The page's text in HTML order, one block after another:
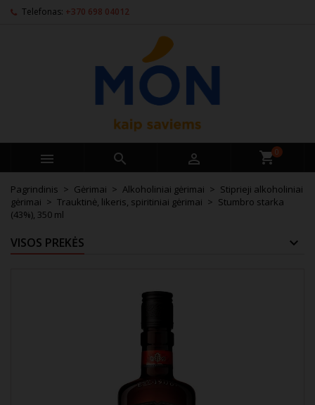
Telefonas: +370 698 04012
   0
Pagrindinis Gėrimai Alkoholiniai gėrimai
Stiprieji alkoholiniai
gėrimai
Trauktinė, likeris, spiritiniai gėrimai
Stumbro starka
(43%), 350 ml
VISOS PREKĖS